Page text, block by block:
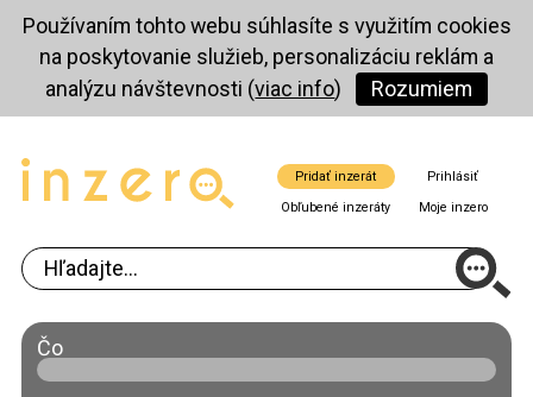
Používaním tohto webu súhlasíte s využitím cookies
na poskytovanie služieb, personalizáciu reklám a
analýzu návštevnosti (viac info) Rozumiem
Pridať inzerát
Prihlásiť
Obľubené inzeráty
Moje inzero
Čo